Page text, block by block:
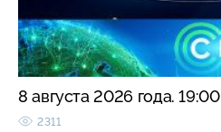
8 августа 2026 года. 19:00
2311